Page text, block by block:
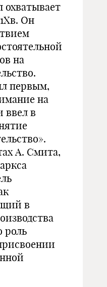
охватывает
Он
на
первым,
на
ввел в
А. Смита,
в
роль